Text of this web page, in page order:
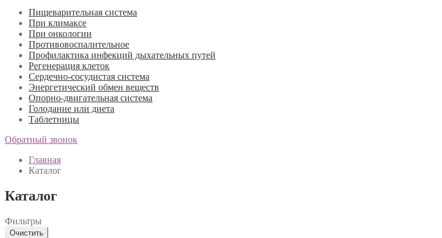
Пищеварительная система
При климаксе
При онкологии
Противовоспалительное
Профилактика инфекций дыхательных путей
Регенерация клеток
Сердечно-сосудистая система
Энергетический обмен веществ
Опорно-двигательная система
Голодание или диета
Таблетницы
Обратный звонок
Главная
Каталог
Каталог
Фильтры
Очистить